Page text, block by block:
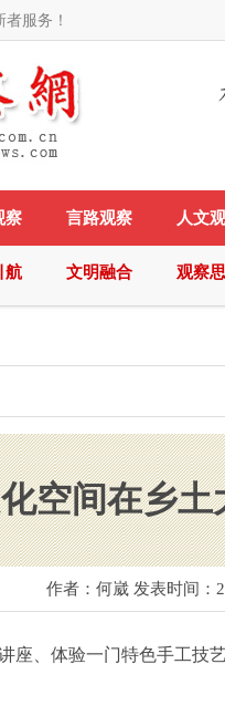
服务！
察 言路观察 人文
航 文明融合 观察
空间在乡土
作者：何崴 发表时间：
、体验一门特色手工技